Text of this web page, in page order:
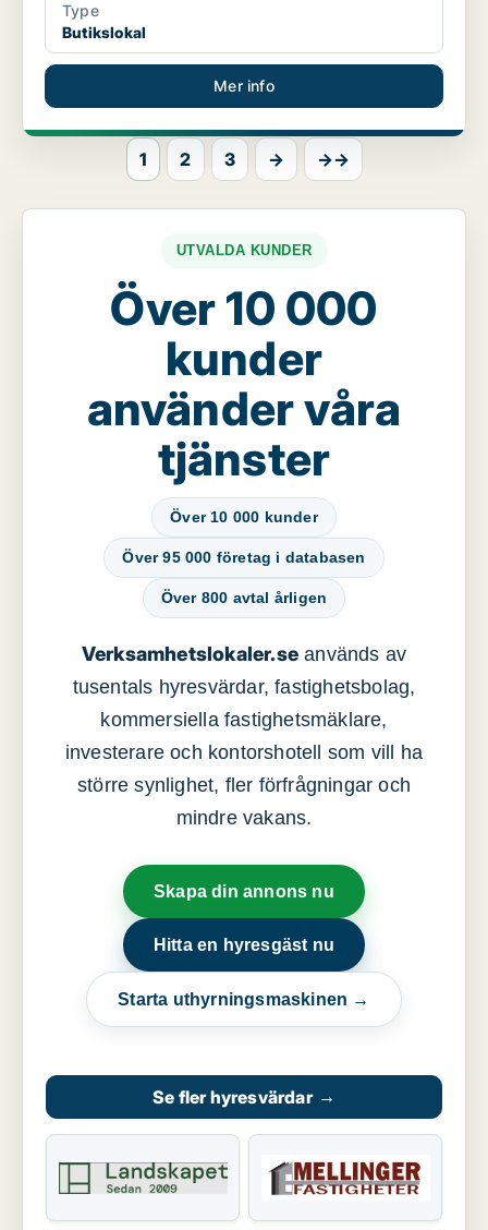
Type
Butikslokal
Mer info
1 2 3 → →→
UTVALDA KUNDER
Över 10 000
kunder
använder våra
tjänster
Över 10 000 kunder
Över 95 000 företag i databasen
Över 800 avtal årligen
Verksamhetslokaler.se används av
tusentals hyresvärdar, fastighetsbolag,
kommersiella fastighetsmäklare,
investerare och kontorshotell som vill ha
större synlighet, fler förfrågningar och
mindre vakans.
Skapa din annons nu
Hitta en hyresgäst nu
Starta uthyrningsmaskinen →
Se fler hyresvärdar →